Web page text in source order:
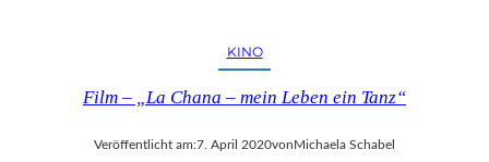
M
G
KINO
Film – „La Chana – mein Leben ein Tanz“
Veröffentlicht am:7. April 2020vonMichaela Schabel